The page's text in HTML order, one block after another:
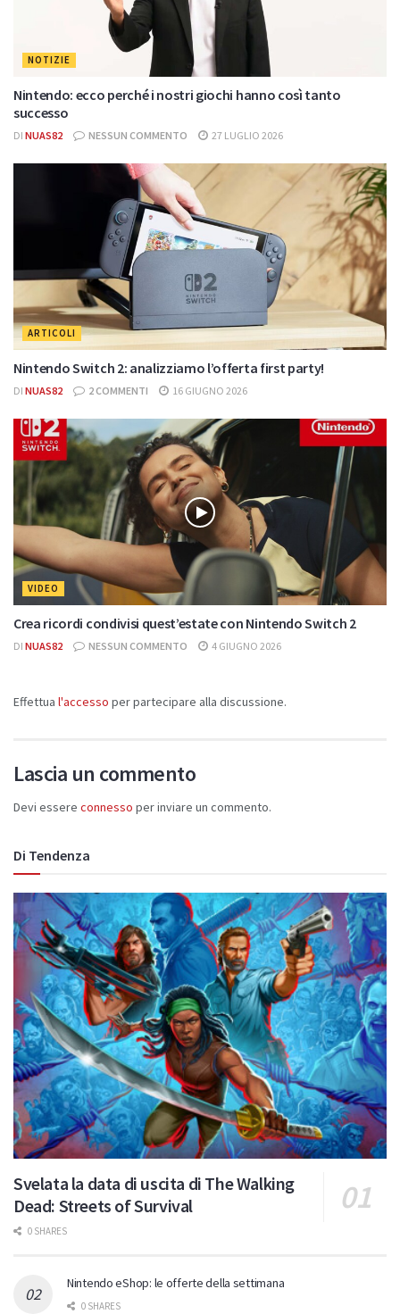
NOTIZIE
Nintendo: ecco perché i nostri giochi hanno così tanto
successo
DI NUAS82 NESSUN COMMENTO 27 LUGLIO 2026
ARTICOLI
Nintendo Switch 2: analizziamo l’offerta first party!
DI NUAS82 2 COMMENTI 16 GIUGNO 2026
VIDEO
Crea ricordi condivisi quest’estate con Nintendo Switch 2
DI NUAS82 NESSUN COMMENTO 4 GIUGNO 2026
Effettua l'accesso per partecipare alla discussione.
Lascia un commento
Devi essere connesso per inviare un commento.
Di Tendenza
Svelata la data di uscita di The Walking
Dead: Streets of Survival
0 SHARES
Nintendo eShop: le offerte della settimana
0 SHARES